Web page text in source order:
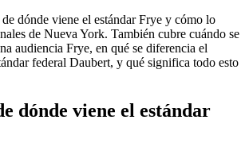
dónde viene el estándar Frye y cómo lo
de Nueva York. También cubre cuándo se
audiencia Frye, en qué se diferencia el
federal Daubert, y qué significa todo esto
dónde viene el estándar